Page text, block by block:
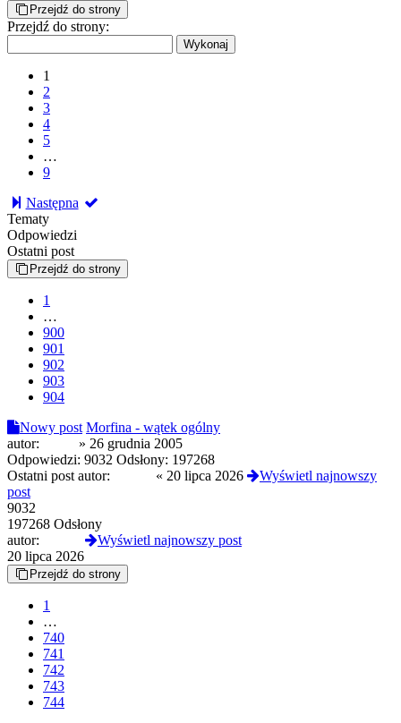
Przejdź do strony
Przejdź do strony:
1
2
3
4
5
…
9
Następna
Tematy
Odpowiedzi
Ostatni post
Przejdź do strony
1
…
900
901
902
903
904
Nowy post Morfina - wątek ogólny
autor:
» 26 grudnia 2005
Odpowiedzi: 9032 Odsłony: 197268
Ostatni post autor:
« 20 lipca 2026
Wyświetl najnowszy
post
9032
197268 Odsłony
autor:
Wyświetl najnowszy post
20 lipca 2026
Przejdź do strony
1
…
740
741
742
743
744